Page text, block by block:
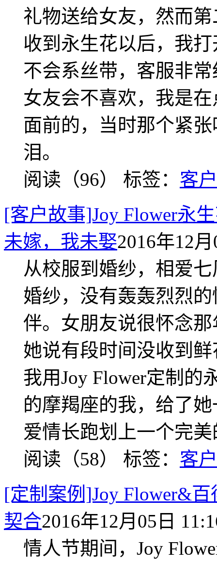
礼物送给女友，然而
收到永生花以后，我
不会系丝带，客服非
女友会不喜欢，我是
面前的，当时那个紧
泪。
阅读（96） 标签： 客
[客户故事]Joy Flower永
未嫁，我未娶2016年12
从校服到婚纱，相爱
婚纱，没有轰轰烈烈
伴。女朋友说很怀念
她说有段时间没收到
我用Joy Flower定制的
的摩羯座的我，给了
爱情长跑划上一个完
阅读（58） 标签： 客
[定制案例]Joy Flower&
契合2016年12月05日
情人节期间，Joy